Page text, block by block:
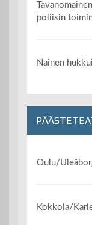
poliisin
Nainen
Oulu/
Kokkola/